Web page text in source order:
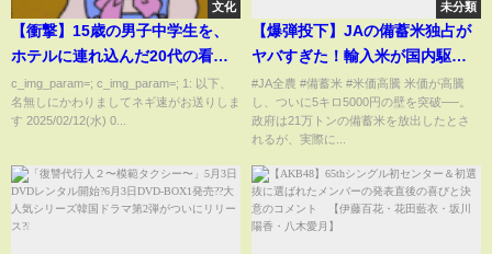
文化
【衝撃】15歳の男子中学生を、
ホテルに連れ込んだ20代の看護
師逮捕ｗｗｗｗｗｗ
c_img_param=; c_img_param=; 1: 以下、
名無しにかわりましてネギ速がお送りしま
す 2025/02/12(水) 0...
未分類
【爆弾投下】JAの備蓄米独占が
ヤバすぎた！輸入米が国内駆逐
しだす…
#JA全農 #備蓄米 #米価高騰 米価が高騰
し、ついに5キロ5000円の壁を突破──。
政府は21万トンの備蓄米を放出したとさ
れるが、実際に...